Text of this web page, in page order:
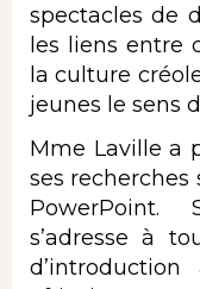
spectacles de
les liens entre
la culture
jeunes le sens
Mme Laville a
ses
PowerPoint.
s’adresse à